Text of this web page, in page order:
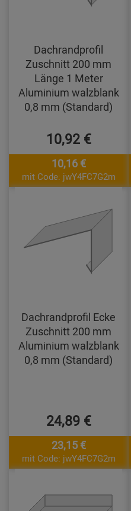
Dachrandprofil
Zuschnitt 200 mm
Länge 1 Meter
Aluminium walzblank
0,8 mm (Standard)
10,92 €
10,16 €
mit Code: jwY4FC7G2m
Dachrandprofil Ecke
Zuschnitt 200 mm
Aluminium walzblank
0,8 mm (Standard)
24,89 €
23,15 €
mit Code: jwY4FC7G2m